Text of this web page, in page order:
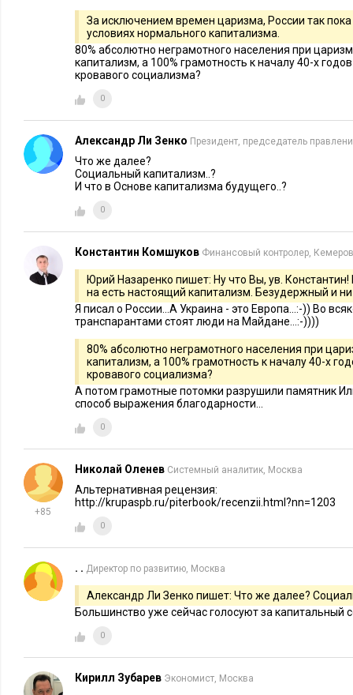
«зловредных банкиров», которые, вероят­но, вызвали
1830-х гг.,
«спекулянтов», которых обвиняли в экономическом
депрессии,
«кабальных кредиторов» и «миллиардеров —
В этой книге будет показано, что подобные взгляды,
являются ошибочными.
своей сути. Благодаря капитализму богатые становятся еще
раздавливают тех, кто послабее, а стоимость жизненно
как здравоохране­ние и энергия, находится практически
кто нуждается в них. Капитализм также винят в том, что
социально-значимых проблем — от загрязнения воздуха до
Незаслуженной критикой капитализма увлекаются не
люди, порицанию его учат в наших школах. Критичное
сформировало представления и оценки наиболее
писателей, мыслителей и политиков.
генеральные директора автомобильных компаний были
Конгресса, члены демократической и республиканской
постоянством обвиняли «слишком высокооплачиваемых»
представителей Уолл-стрит» в разрушении амери­канской
Антипредпринимательская тенденция в течение долгого
наших лучших университетах, где Маркс занимает
обучаются сторонники свободного рынка и где карьера в
как наука или искусство, зачастую считается нравственно
«стяжательском» частном секторе экономики.
руководители — это любимые отрицательные герои
За исключением времен царизма, России так
условиях нормального капитализма.
80% абсолютно неграмотного населения при
капитализм, а 100% грамотность к началу 40-х
кровавого социализма?
0
Александр Ли Зенко Президент, председатель
Что же далее?
Социальный капитализм..?
И что в Основе капитализма будущего..?
0
Константин Комшуков Финансовый контролер,
Юрий Назаренко пишет: Ну что Вы, ув. Константин!
на есть настоящий капитализм. Безудержный и
Я писал о России...А Украина - это Европа...:-)) Во
транспарантами стоят люди на Майдане...:-))))
80% абсолютно неграмотного населения при
капитализм, а 100% грамотность к началу 40-х
кровавого социализма?
А потом грамотные потомки разрушили памятник
способ выражения благодарности...
0
+85
Николай Оленев Системный аналитик, Москва
Альтернативная рецензия:
http://krupaspb.ru/piterbook/recenzii.html?nn=1203
0
. . Директор по развитию, Москва
Александр Ли Зенко пишет: Что же далее?
Большинство уже сейчас голосуют за капитальный
0
Кирилл Зубарев Экономист, Москва